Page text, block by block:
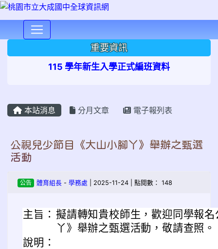
重要資訊
115 學年新生入學正式編班資料
本站消息 分月文章 電子報列表
公視兒少節目《大山小腳丫》舉辦之甄選
活動
公告 體育組長- 學務處 | 2025-11-24 | 點閱數： 148
主旨： 擬請轉知貴校師生，歡迎同學報
丫》舉辦之甄選活動，敬請查照。
說明：